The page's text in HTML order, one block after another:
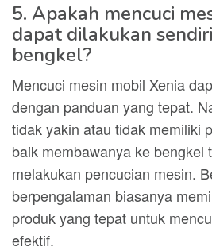
5. Apakah mencuci
dapat dilakukan
bengkel?
Mencuci mesin mobil Xenia
dengan panduan yang tepat.
tidak yakin atau tidak memiliki
baik membawanya ke bengkel
melakukan pencucian mesin.
berpengalaman biasanya
produk yang tepat untuk
efektif.